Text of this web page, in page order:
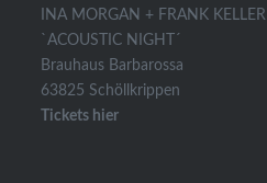
INA MORGAN + FRANK KELLER
`ACOUSTIC NIGHT´
Brauhaus Barbarossa
63825 Schöllkrippen
Tickets hier